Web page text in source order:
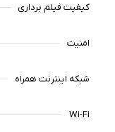
کیفیت فیلم برداری
امنیت
شبکه اینترنت همراه
Wi-Fi